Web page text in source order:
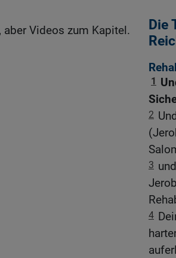
Die
1
2
3
4
Videos zum Kapitel.